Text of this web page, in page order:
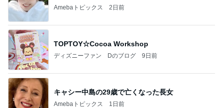
Amebaトピックス 2日前
TOPTOY☆Cocoa Workshop
ディズニーファン Dのブログ 9日前
キャシー中島の29歳で亡くなった長女
Amebaトピックス 1日前